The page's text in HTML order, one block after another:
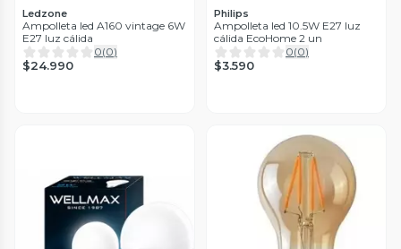
Ledzone
Ampolleta led A160 vintage 6W
E27 luz cálida
0(0)
$24.990
Philips
Ampolleta led 10.5W E27 luz
cálida EcoHome 2 un
0(0)
$3.590